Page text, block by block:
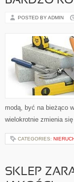
POSTED BY ADMIN
modą, być na bieżąco
wielokrotnie zmienia
CATEGORIES:
SKLEP